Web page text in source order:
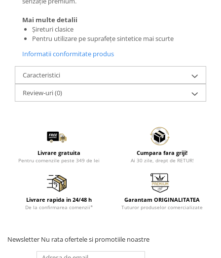
Mai multe detalii
Șireturi clasice
Pentru utilizare pe suprafețe sintetice mai scurte
Informatii conformitate produs
Caracteristici
Review-uri(0)
Livrare gratuita
Pentru comenzile peste 349 de lei
Cumpara fara griji!
Ai 30 zile, drept de RETUR!
Livrare rapida in 24/48 h
De la confirmarea comenzii*
Garantam ORIGINALITATEA
Tuturor produselor comercializate
Newsletter Nu rata ofertele si promotiile noastre